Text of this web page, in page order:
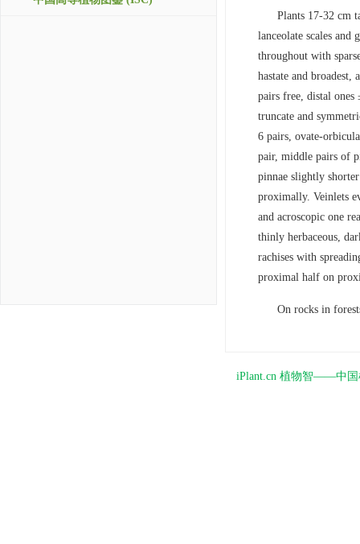
Plants 17-32 cm
lanceolate scales and
throughout with
hastate and broadest,
pairs free, distal ones
truncate and
6 pairs, ovate-
pair, middle pairs of
pinnae slightly
proximally. Veinlets
and acroscopic one
thinly herbaceous,
rachises with
proximal half on
On rocks in
iPlant.cn 植物智——中国